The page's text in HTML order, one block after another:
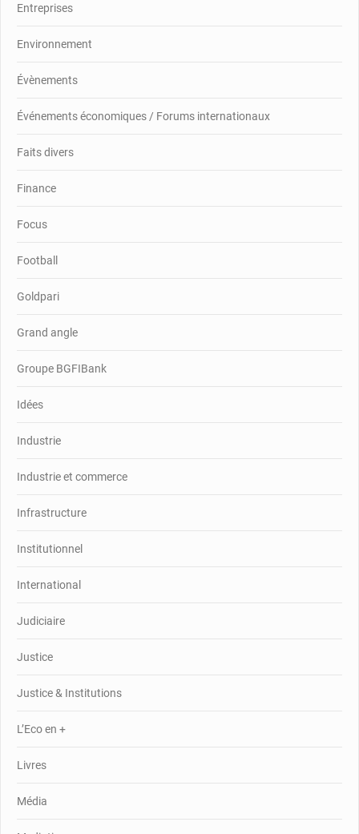
Entreprises
Environnement
Évènements
Événements économiques / Forums internationaux
Faits divers
Finance
Focus
Football
Goldpari
Grand angle
Groupe BGFIBank
Idées
Industrie
Industrie et commerce
Infrastructure
Institutionnel
International
Judiciaire
Justice
Justice & Institutions
L’Eco en +
Livres
Média